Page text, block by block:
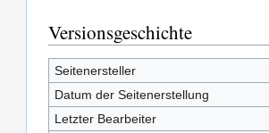
Versionsgeschichte
Seitenersteller
Datum der Seitenerstellung
Letzter Bearbeiter